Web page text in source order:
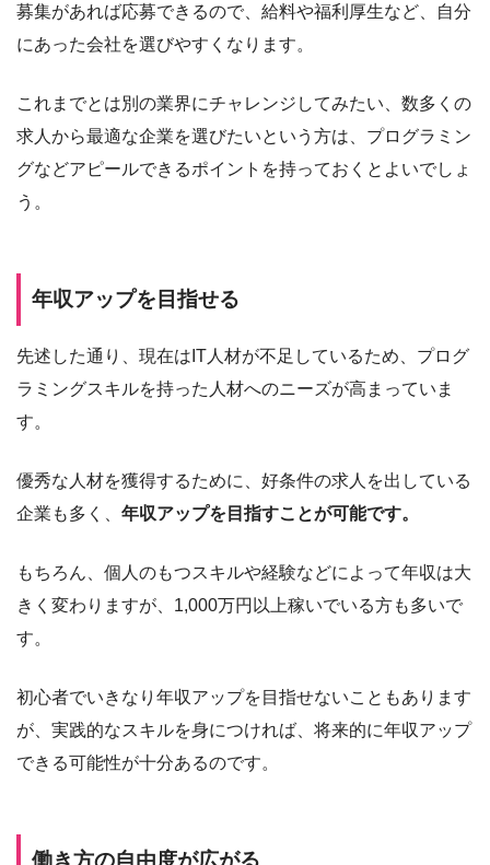
募集があれば応募できるので、給料や福利厚生など、自分
にあった会社を選びやすくなります。
これまでとは別の業界にチャレンジしてみたい、数多くの
求人から最適な企業を選びたいという方は、プログラミン
グなどアピールできるポイントを持っておくとよいでしょ
う。
年収アップを目指せる
先述した通り、現在はIT人材が不足しているため、プログ
ラミングスキルを持った人材へのニーズが高まっていま
す。
優秀な人材を獲得するために、好条件の求人を出している
企業も多く、 年収アップを目指すことが可能です。
もちろん、個人のもつスキルや経験などによって年収は大
きく変わりますが、1,000万円以上稼いでいる方も多いで
す。
初心者でいきなり年収アップを目指せないこともあります
が、実践的なスキルを身につければ、将来的に年収アップ
できる可能性が十分あるのです。
働き方の自由度が広がる